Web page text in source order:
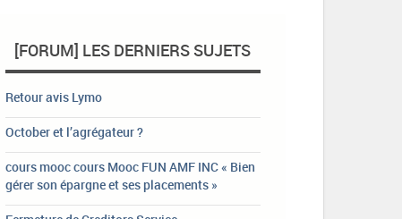
[FORUM] LES DERNIERS SUJETS
Retour avis Lymo
October et l’agrégateur ?
cours mooc cours Mooc FUN AMF INC « Bien
gérer son épargne et ses placements »